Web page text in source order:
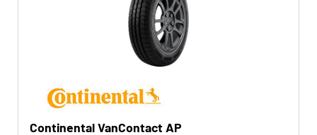
Continental VanContact AP